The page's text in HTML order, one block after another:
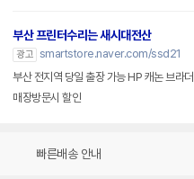
부산 프린터수리는 새시대전산
광고 smartstore.naver.com/ssd21
부산 전지역 당일 출장 가능 HP 캐논 브라더
매장방문시 할인
빠른배송 안내